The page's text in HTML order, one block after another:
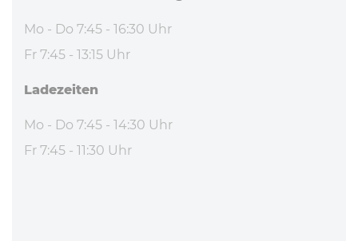
Mo - Do 7:45 - 16:30 Uhr
Fr 7:45 - 13:15 Uhr
La­de­zei­ten
Mo - Do 7:45 - 14:30 Uhr
Fr 7:45 - 11:30 Uhr